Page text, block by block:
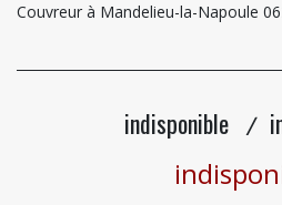
Couvreur à Mandelieu-la-Napoule
indisponible /